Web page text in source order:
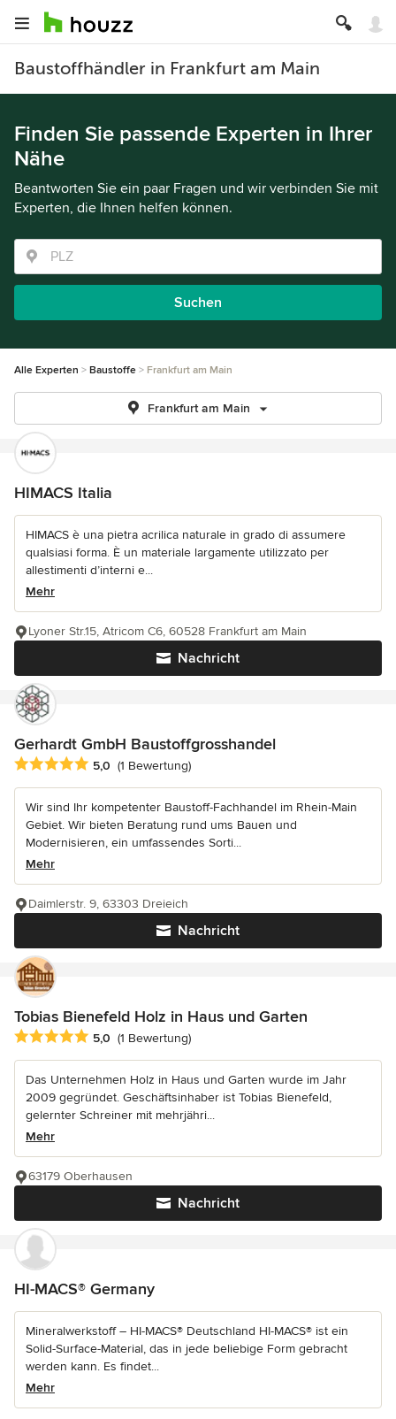
Baustoffhändler in Frankfurt am Main
Finden Sie passende Experten in Ihrer
Nähe
Beantworten Sie ein paar Fragen und wir verbinden Sie mit
Experten, die Ihnen helfen können.
Suchen
Alle Experten Baustoffe Frankfurt am Main
Frankfurt am Main
HIMACS Italia
HIMACS è una pietra acrilica naturale in grado di assumere
qualsiasi forma. È un materiale largamente utilizzato per
allestimenti d’interni e...
Mehr
Nachricht
Lyoner Str.15, Atricom C6, 60528 Frankfurt am Main
Gerhardt GmbH Baustoffgrosshandel
Durchschnittliche Bewertung: 5 von 5 Sternen
5,0 (1 Bewertung)
Wir sind Ihr kompetenter Baustoff-Fachhandel im Rhein-Main
Gebiet. Wir bieten Beratung rund ums Bauen und
Modernisieren, ein umfassendes Sorti...
Mehr
Nachricht
Daimlerstr. 9, 63303 Dreieich
Tobias Bienefeld Holz in Haus und Garten
Durchschnittliche Bewertung: 5 von 5 Sternen
5,0 (1 Bewertung)
Das Unternehmen Holz in Haus und Garten wurde im Jahr
2009 gegründet. Geschäftsinhaber ist Tobias Bienefeld,
gelernter Schreiner mit mehrjähri...
Mehr
Nachricht
63179 Oberhausen
HI-MACS® Germany
Mineralwerkstoff – HI-MACS® Deutschland HI-MACS® ist ein
Solid-Surface-Material, das in jede beliebige Form gebracht
werden kann. Es findet...
Mehr